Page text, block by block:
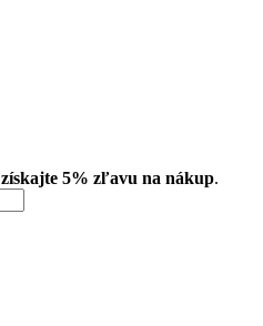
získajte 5% zľavu na nákup.